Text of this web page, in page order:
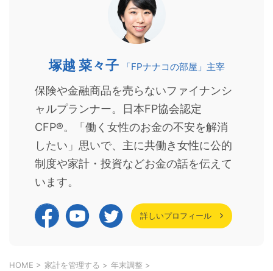
塚越 菜々子 「FPナナコの部屋」主宰
保険や金融商品を売らないファイナンシ
ャルプランナー。日本FP協会認定
CFP®。「働く女性のお金の不安を解消
したい」思いで、主に共働き女性に公的
制度や家計・投資などお金の話を伝えて
います。
詳しいプロフィール
HOME > 家計を管理する > 年末調整 >